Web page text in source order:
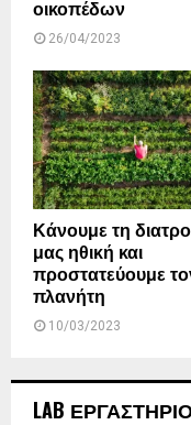
οικοπέδων
26/04/2023
Κάνουμε τη
μας ηθική και
προστατεύουμε
πλανήτη
10/03/2023
LAB